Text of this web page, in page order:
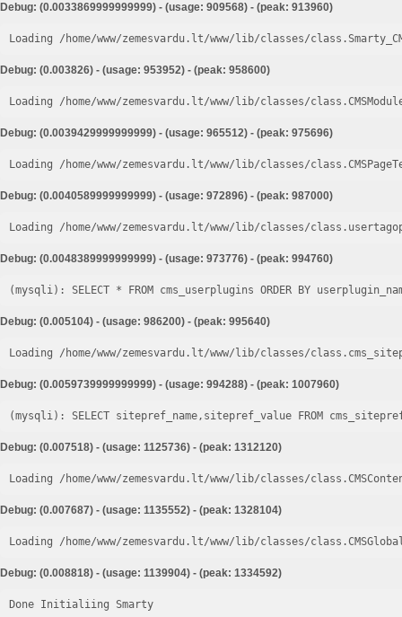
Debug: (0.0033869999999999) - (usage: 909568) - (peak: 913960)
Loading /home/www/zemesvardu.lt/www/lib/classes/
Debug: (0.003826) - (usage: 953952) - (peak: 958600)
Loading /home/www/zemesvardu.lt/www/lib/classes/
Debug: (0.0039429999999999) - (usage: 965512) - (peak: 975696)
Loading /home/www/zemesvardu.lt/www/lib/classes/
Debug: (0.0040589999999999) - (usage: 972896) - (peak: 987000)
Loading /home/www/zemesvardu.lt/www/lib/classes/
Debug: (0.0048389999999999) - (usage: 973776) - (peak: 994760)
Debug: (0.005104) - (usage: 986200) - (peak: 995640)
Loading /home/www/zemesvardu.lt/www/lib/classes/
Debug: (0.0059739999999999) - (usage: 994288) - (peak: 1007960)
Debug: (0.007518) - (usage: 1125736) - (peak: 1312120)
Loading /home/www/zemesvardu.lt/www/lib/classes/
Debug: (0.007687) - (usage: 1135552) - (peak: 1328104)
Loading /home/www/zemesvardu.lt/www/lib/classes/
Debug: (0.008818) - (usage: 1139904) - (peak: 1334592)
Done Initialiing Smarty